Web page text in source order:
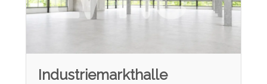
Industriemarkthalle